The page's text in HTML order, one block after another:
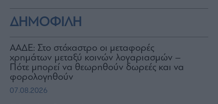
ΔΗΜΟΦΙΛΗ
ΑΑΔΕ: Στο στόχαστρο οι μεταφορές
χρημάτων μεταξύ κοινών λογαριασμών –
Πότε μπορεί να θεωρηθούν δωρεές και να
φορολογηθούν
07.08.2026